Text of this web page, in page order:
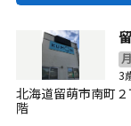
月
3
北海道留萌市南町
階